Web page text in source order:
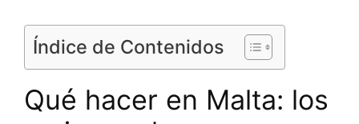
Índice de Contenidos
Qué hacer en Malta: los